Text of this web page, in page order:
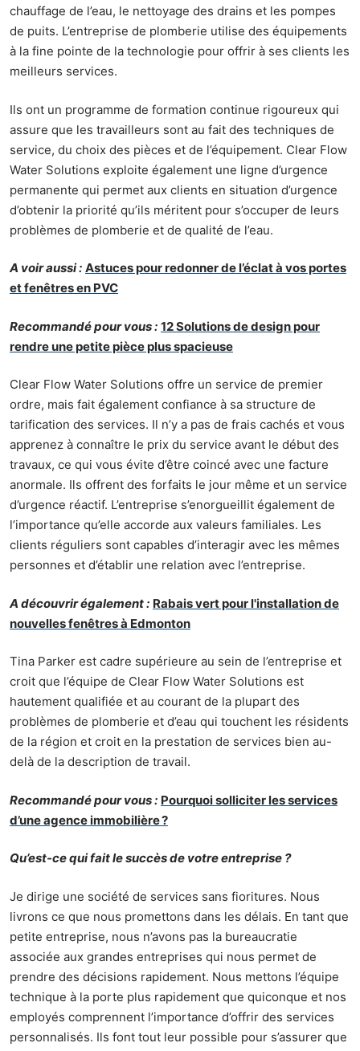
chauffage de l’eau, le nettoyage des drains et les pompes
de puits. L’entreprise de plomberie utilise des équipements
à la fine pointe de la technologie pour offrir à ses clients les
meilleurs services.
Ils ont un programme de formation continue rigoureux qui
assure que les travailleurs sont au fait des techniques de
service, du choix des pièces et de l’équipement. Clear Flow
Water Solutions exploite également une ligne d’urgence
permanente qui permet aux clients en situation d’urgence
d’obtenir la priorité qu’ils méritent pour s’occuper de leurs
problèmes de plomberie et de qualité de l’eau.
A voir aussi : Astuces pour redonner de l’éclat à vos portes
et fenêtres en PVC
Recommandé pour vous : 12 Solutions de design pour
rendre une petite pièce plus spacieuse
Clear Flow Water Solutions offre un service de premier
ordre, mais fait également confiance à sa structure de
tarification des services. Il n’y a pas de frais cachés et vous
apprenez à connaître le prix du service avant le début des
travaux, ce qui vous évite d’être coincé avec une facture
anormale. Ils offrent des forfaits le jour même et un service
d’urgence réactif. L’entreprise s’enorgueillit également de
l’importance qu’elle accorde aux valeurs familiales. Les
clients réguliers sont capables d’interagir avec les mêmes
personnes et d’établir une relation avec l’entreprise.
A découvrir également : Rabais vert pour l'installation de
nouvelles fenêtres à Edmonton
Tina Parker est cadre supérieure au sein de l’entreprise et
croit que l’équipe de Clear Flow Water Solutions est
hautement qualifiée et au courant de la plupart des
problèmes de plomberie et d’eau qui touchent les résidents
de la région et croit en la prestation de services bien au-
delà de la description de travail.
Recommandé pour vous : Pourquoi solliciter les services
d’une agence immobilière ?
Qu’est-ce qui fait le succès de votre entreprise ?
Je dirige une société de services sans fioritures. Nous
livrons ce que nous promettons dans les délais. En tant que
petite entreprise, nous n’avons pas la bureaucratie
associée aux grandes entreprises qui nous permet de
prendre des décisions rapidement. Nous mettons l’équipe
technique à la porte plus rapidement que quiconque et nos
employés comprennent l’importance d’offrir des services
personnalisés. Ils font tout leur possible pour s’assurer que